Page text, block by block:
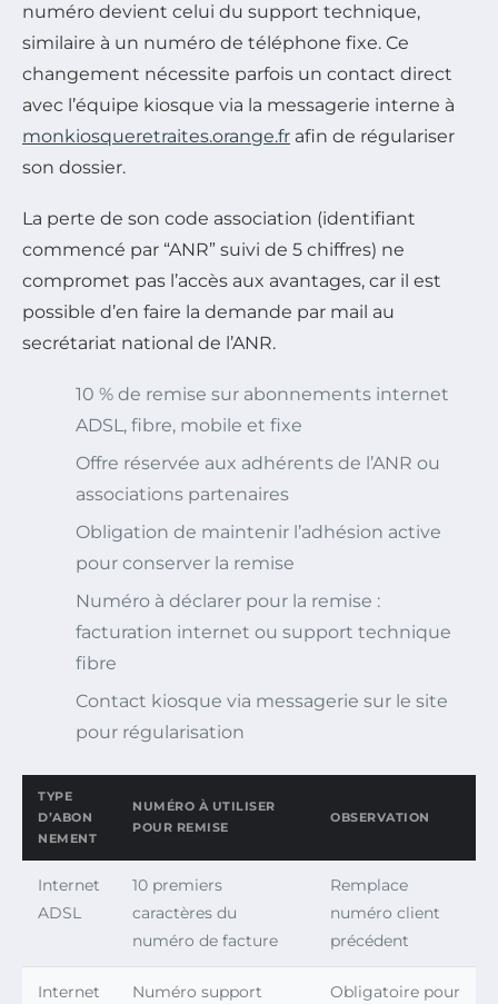
numéro devient celui du support technique,
similaire à un numéro de téléphone fixe. Ce
changement nécessite parfois un contact direct
avec l’équipe kiosque via la messagerie interne à
monkiosqueretraites.orange.fr afin de régulariser
son dossier.
La perte de son code association (identifiant
commencé par “ANR” suivi de 5 chiffres) ne
compromet pas l’accès aux avantages, car il est
possible d’en faire la demande par mail au
secrétariat national de l’ANR.
10 % de remise sur abonnements internet
ADSL, fibre, mobile et fixe
Offre réservée aux adhérents de l’ANR ou
associations partenaires
Obligation de maintenir l’adhésion active
pour conserver la remise
Numéro à déclarer pour la remise :
facturation internet ou support technique
fibre
Contact kiosque via messagerie sur le site
pour régularisation
TYPE
D’ABON
NEMENT
NUMÉRO À UTILISER
POUR REMISE
OBSERVATION
Internet
ADSL
10 premiers
caractères du
numéro de facture
Remplace
numéro client
précédent
Internet Numéro support Obligatoire pour